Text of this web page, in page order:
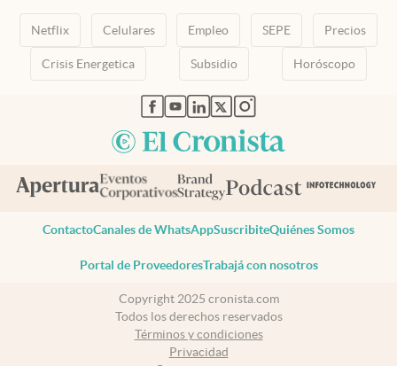
Netflix Celulares Empleo SEPE Precios
Crisis Energetica Subsidio Horóscopo
abre en nueva pestaña
abre en nueva pestaña
abre en nueva pestaña
abre en nueva pestaña
abre en nueva pestaña
ContactoCanales de WhatsAppSuscribiteQuiénes Somos
Portal de ProveedoresTrabajá con nosotros
Copyright 2025 cronista.com
Todos los derechos reservados
Términos y condiciones
Privacidad